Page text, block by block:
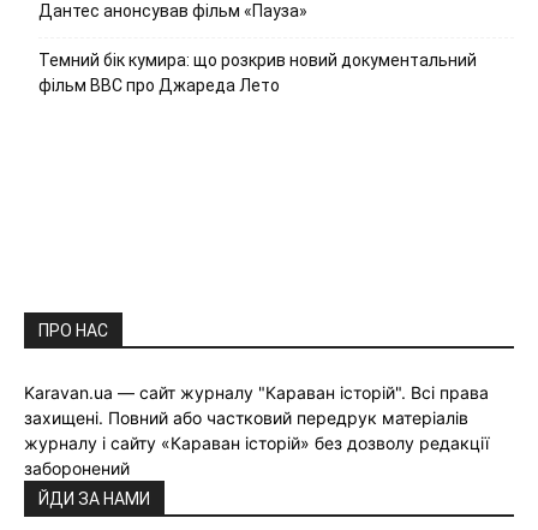
Дантес анонсував фільм «Пауза»
Темний бік кумира: що розкрив новий документальний
фільм ВВС про Джареда Лето
ПРО НАС
Karavan.ua — сайт журналу "Караван історій". Всі права
захищені. Повний або частковий передрук матеріалів
журналу і сайту «Караван історій» без дозволу редакції
заборонений
ЙДИ ЗА НАМИ